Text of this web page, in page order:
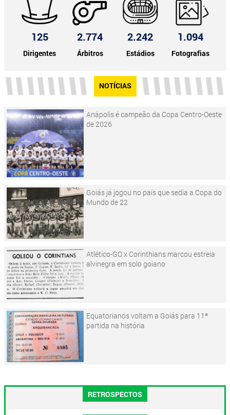
125
Dirigentes
2.774
Árbitros
2.242
Estádios
1.094
Fotografias
NOTÍCIAS
Anápolis é campeão da Copa Centro-Oeste
de 2026
Goiás já jogou no país que sedia a Copa do
Mundo de 22
Atlético-GO x Corinthians marcou estreia
alvinegra em solo goiano
Equatorianos voltam a Goiás para 11ª
partida na história
RETROSPECTOS